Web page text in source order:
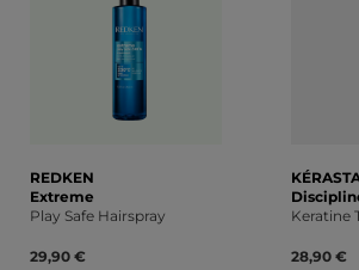
REDKEN
Extreme
Play Safe Hairspray
29,90 €
Keratine
28,90 €